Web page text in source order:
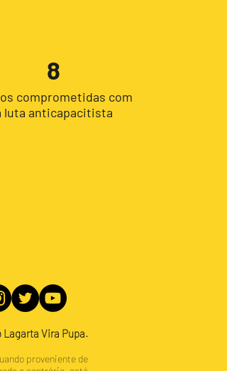
8
comprometidas com
luta anticapacitista
Vira Pupa.
proveniente de